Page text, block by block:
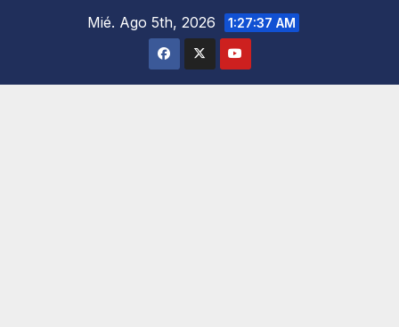
Mié. Ago 5th, 2026 1:27:38 AM